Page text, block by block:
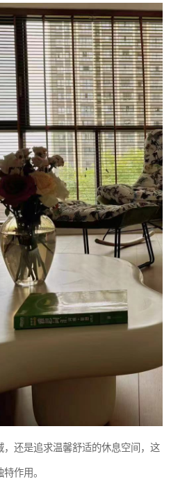
还是追求温馨舒适的休息空间，这
作用。